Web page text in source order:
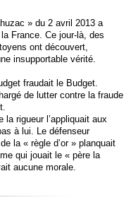
» du 2 avril 2013 a
France. Ce jour-là, des
ont découvert,
insupportable vérité.
fraudait le Budget.
de lutter contre la fraude
la rigueur l’appliquait aux
à lui. Le défenseur
la « règle d’or » planquait
qui jouait le « père la
aucune morale.